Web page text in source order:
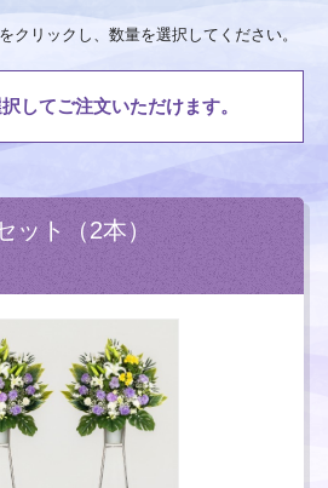
クリックし、数量を選択してください。
してご注文いただけます。
ット（2本）